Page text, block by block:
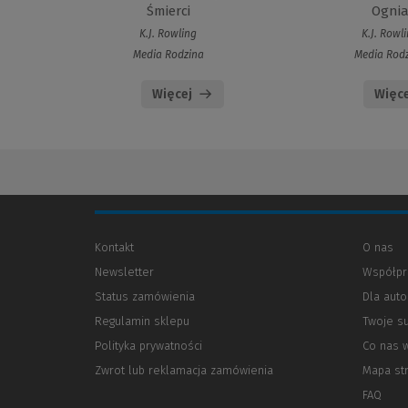
Śmierci
K.J. Rowling
Media Rodzina
Więcej
Ognia
K.J.
Media
Kontakt
Newsletter
Status zamówienia
Regulamin sklepu
Polityka prywatności
innej
Zwrot lub reklamacja zamówienia
O nas
Dla
Twoje
Co nas
Mapa
FAQ